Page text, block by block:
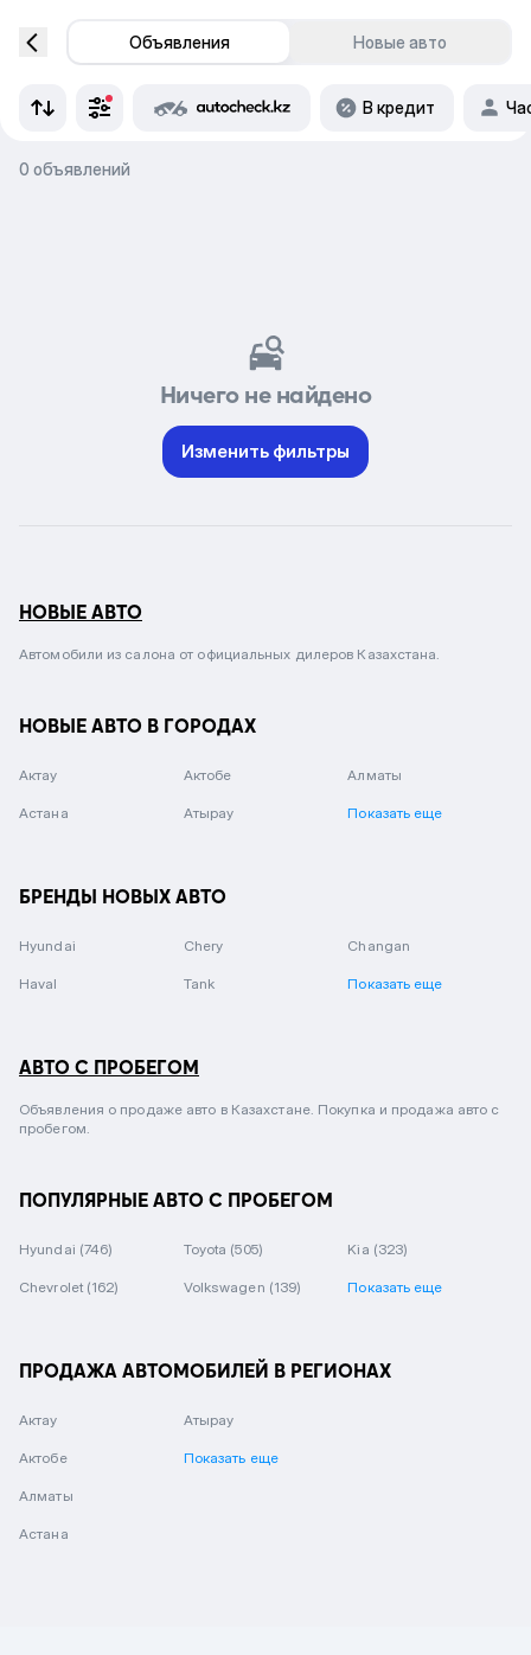
Объявления Новые авто
В кредит
0 объявлений
Ничего не найдено
Изменить фильтры
НОВЫЕ АВТО
Автомобили из салона от официальных дилеров Казахстана.
НОВЫЕ АВТО В ГОРОДАХ
Актау Актобе Алматы
Астана Атырау Показать еще
БРЕНДЫ НОВЫХ АВТО
Hyundai Chery Changan
Haval Tank Показать еще
АВТО С ПРОБЕГОМ
Объявления о продаже авто в Казахстане. Покупка и продажа авто с
пробегом.
ПОПУЛЯРНЫЕ АВТО С ПРОБЕГОМ
Hyundai (746) Toyota (505) Kia (323)
Chevrolet (162) Volkswagen (139) Показать еще
ПРОДАЖА АВТОМОБИЛЕЙ В РЕГИОНАХ
Актау
Актобе
Алматы
Астана
Атырау
Показать еще